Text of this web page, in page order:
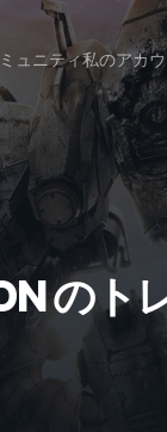
ュニティ私のアカ
の